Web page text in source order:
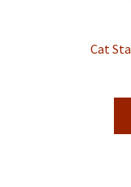
Cat